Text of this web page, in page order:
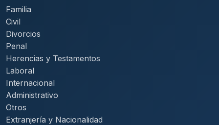
Familia
Civil
Divorcios
Penal
Herencias y Testamentos
Laboral
Internacional
Administrativo
Otros
Extranjería y Nacionalidad